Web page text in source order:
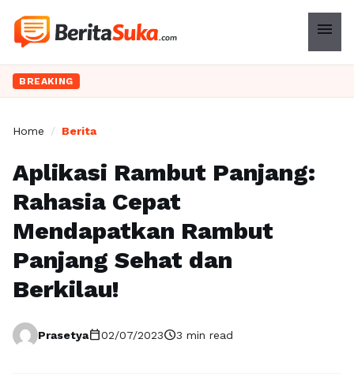
menu
BREAKING
Home / Berita
Aplikasi Rambut Panjang:
Rahasia Cepat
Mendapatkan Rambut
Panjang Sehat dan
Berkilau!
Prasetyacalendar_today02/07/2023schedule3 min read